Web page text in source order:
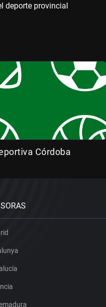
deporte provincial
Córdoba